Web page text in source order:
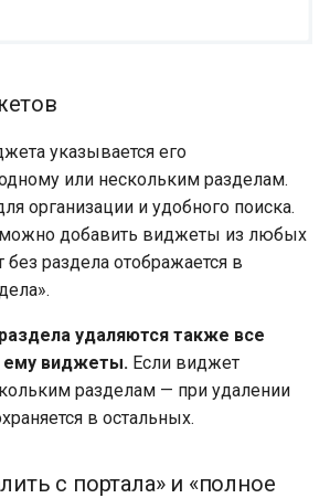
указывается его
или нескольким разделам.
организации и удобного поиска.
добавить виджеты из любых
раздела отображается в
удаляются также все
виджеты. Если виджет
разделам — при удалении
в остальных.
с портала» и «полное